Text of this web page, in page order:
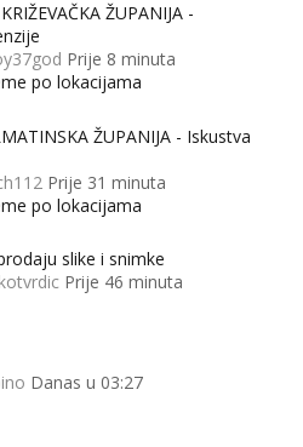
ŽUPANIJA -
Prije 8 minuta
po lokacijama
ŽUPANIJA - Iskustva
Prije 31 minuta
po lokacijama
slike i snimke
Prije 46 minuta
Danas u 03:27